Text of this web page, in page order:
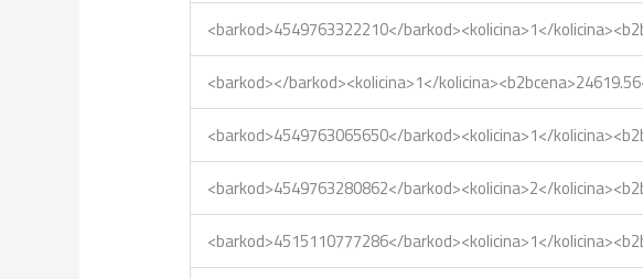
<barkod>4549763322210</barkod><kolicina>1</
<barkod></barkod><kolicina>1</
<barkod>4549763065650</barkod><kolicina>1</
<barkod>4549763280862</barkod><kolicina>2</
<barkod>4515110777286</barkod><kolicina>1</